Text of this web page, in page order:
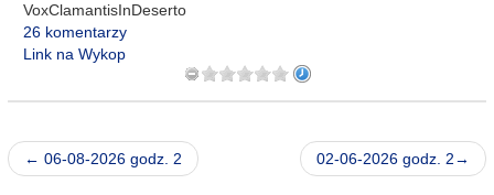
VoxClamantisInDeserto
26 komentarzy
Link na Wykop
← 06-08-2026 godz. 2 02-06-2026 godz. 2→